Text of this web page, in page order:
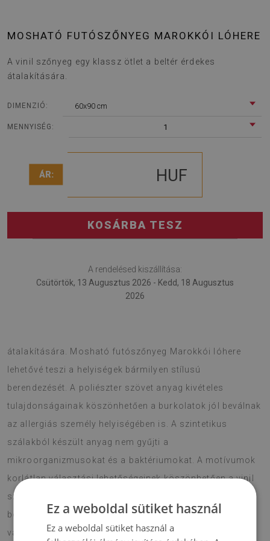
MOSHATÓ FUTÓSZŐNYEG MAROKKÓI LÓHERE
A vinil szőnyeg egy klassz ötlet a beltér érdekes
átalakítására.
DIMENZIÓ: 60x90 cm
MENNYISÉG: 1
ÁR: HUF
KOSÁRBA TESZ
A rendelésed kiszállítása:
Csütörtök, 13 Augusztus 2026 - Kedd, 18 Augusztus
2026
átalakítására. Mosható futószőnyeg Marokkói lóhere
lehetővé teszi a helyiségek bármilyen stílusú
berendezését. A poliészter szövet anyag kivételes
tulajdonságainak köszönhetően a burkolatok jól beválnak
az allergiás személy helyiségében is. A szintetikus
szálakból készült anyag nem gyűjti a
mikroorganizmusokat és a baktériumokat. A motívumok
korlátlan választási lehetőségeinek köszönhetően a vinil
szőnyeg egy divatos kellék. Érdemes a korszerűségbe
befektetni és a saját helyiségbe a legjobb dekorációt
választani. Rendezze be a nappaliját ötletesen!
Ez a weboldal sütiket használ
Ez a weboldal sütiket használ a